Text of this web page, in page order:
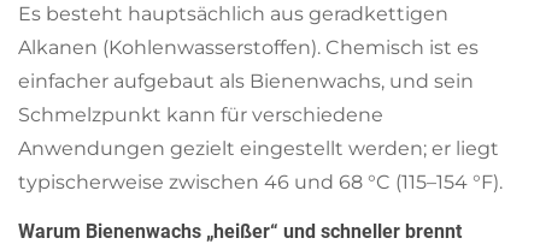
Es besteht hauptsächlich aus geradkettigen
Alkanen (Kohlenwasserstoffen). Chemisch ist es
einfacher aufgebaut als Bienenwachs, und sein
Schmelzpunkt kann für verschiedene
Anwendungen gezielt eingestellt werden; er liegt
typischerweise zwischen 46 und 68 °C (115–154 °F).
Warum Bienenwachs „heißer“ und schneller brennt